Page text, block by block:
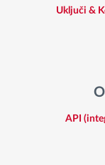
Uključi &
API